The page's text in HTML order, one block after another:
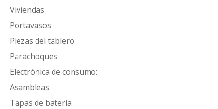
Viviendas
Portavasos
Piezas del tablero
Parachoques
Electrónica de consumo:
Asambleas
Tapas de batería